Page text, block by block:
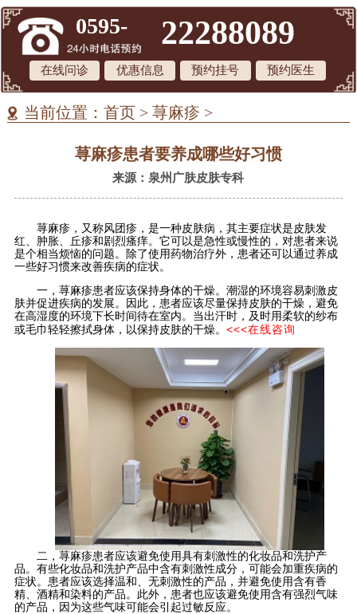
0595- 22288089
在线问诊 优惠信息 预约挂号 预约医生
当前位置： 首页 > 荨麻疹 >
荨麻疹患者要养成哪些好习惯
来源：泉州广肤皮肤专科
荨麻疹，又称风团疹，是一种皮肤病，其主要症状是皮肤发
红、肿胀、丘疹和剧烈瘙痒。它可以是急性或慢性的，对患者来说
是个相当烦恼的问题。除了使用药物治疗外，患者还可以通过养成
一些好习惯来改善疾病的症状。
一，荨麻疹患者应该保持身体的干燥。潮湿的环境容易刺激皮
肤并促进疾病的发展。因此，患者应该尽量保持皮肤的干燥，避免
在高湿度的环境下长时间待在室内。当出汗时，及时用柔软的纱布
或毛巾轻轻擦拭身体，以保持皮肤的干燥。 <<<在线咨询
二，荨麻疹患者应该避免使用具有刺激性的化妆品和洗护产
品。有些化妆品和洗护产品中含有刺激性成分，可能会加重疾病的
症状。患者应该选择温和、无刺激性的产品，并避免使用含有香
精、酒精和染料的产品。此外，患者也应该避免使用含有强烈气味
的产品，因为这些气味可能会引起过敏反应。